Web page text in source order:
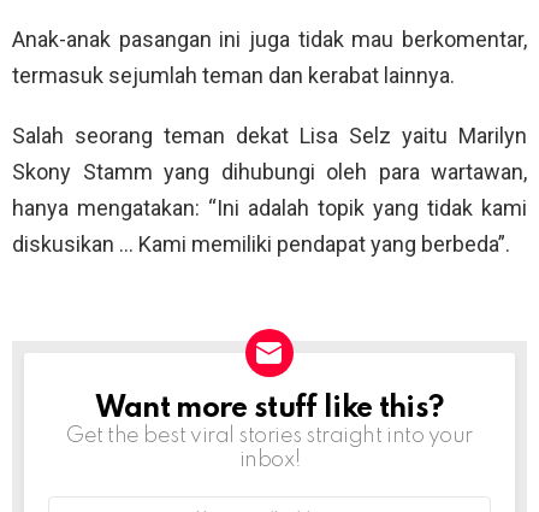
Anak-anak pasangan ini juga tidak mau berkomentar,
termasuk sejumlah teman dan kerabat lainnya.
Salah seorang teman dekat Lisa Selz yaitu Marilyn
Skony Stamm yang dihubungi oleh para wartawan,
hanya mengatakan: “Ini adalah topik yang tidak kami
diskusikan … Kami memiliki pendapat yang berbeda”.
NEWSLETTER
Want more stuff like this?
Get the best viral stories straight into your
inbox!